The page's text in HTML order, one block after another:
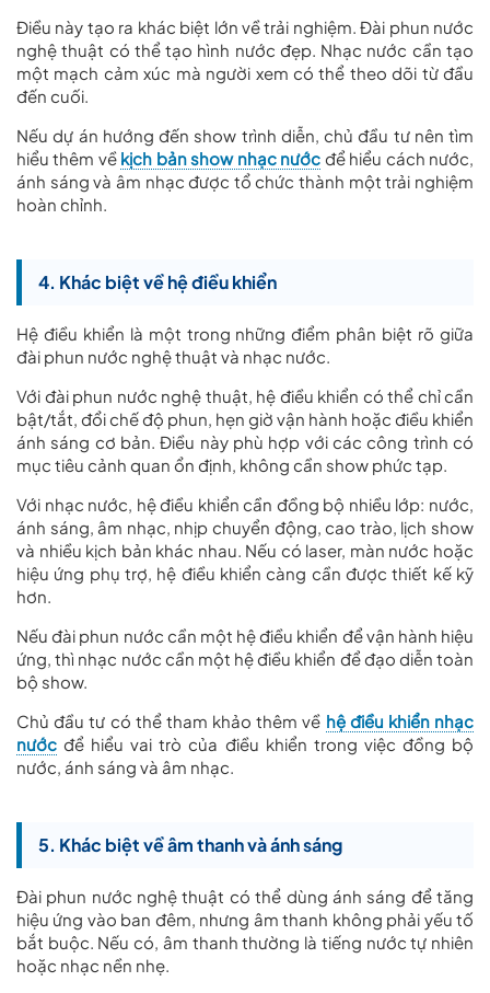
Điều này tạo ra khác biệt lớn về trải nghiệm. Đài phun nước
nghệ thuật có thể tạo hình nước đẹp. Nhạc nước cần tạo
một mạch cảm xúc mà người xem có thể theo dõi từ đầu
đến cuối.
Nếu dự án hướng đến show trình diễn, chủ đầu tư nên tìm
hiểu thêm về kịch bản show nhạc nước để hiểu cách nước,
ánh sáng và âm nhạc được tổ chức thành một trải nghiệm
hoàn chỉnh.
4. Khác biệt về hệ điều khiển
Hệ điều khiển là một trong những điểm phân biệt rõ giữa
đài phun nước nghệ thuật và nhạc nước.
Với đài phun nước nghệ thuật, hệ điều khiển có thể chỉ cần
bật/tắt, đổi chế độ phun, hẹn giờ vận hành hoặc điều khiển
ánh sáng cơ bản. Điều này phù hợp với các công trình có
mục tiêu cảnh quan ổn định, không cần show phức tạp.
Với nhạc nước, hệ điều khiển cần đồng bộ nhiều lớp: nước,
ánh sáng, âm nhạc, nhịp chuyển động, cao trào, lịch show
và nhiều kịch bản khác nhau. Nếu có laser, màn nước hoặc
hiệu ứng phụ trợ, hệ điều khiển càng cần được thiết kế kỹ
hơn.
Nếu đài phun nước cần một hệ điều khiển để vận hành hiệu
ứng, thì nhạc nước cần một hệ điều khiển để đạo diễn toàn
bộ show.
Chủ đầu tư có thể tham khảo thêm về hệ điều khiển nhạc
nước để hiểu vai trò của điều khiển trong việc đồng bộ
nước, ánh sáng và âm nhạc.
5. Khác biệt về âm thanh và ánh sáng
Đài phun nước nghệ thuật có thể dùng ánh sáng để tăng
hiệu ứng vào ban đêm, nhưng âm thanh không phải yếu tố
bắt buộc. Nếu có, âm thanh thường là tiếng nước tự nhiên
hoặc nhạc nền nhẹ.